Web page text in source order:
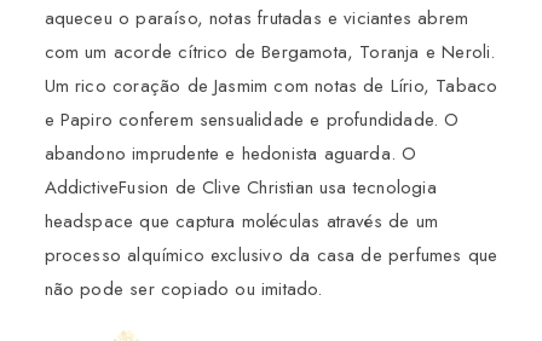
aqueceu o paraíso, notas frutadas e viciantes abrem
com um acorde cítrico de Bergamota, Toranja e Neroli.
Um rico coração de Jasmim com notas de Lírio, Tabaco
e Papiro conferem sensualidade e profundidade. O
abandono imprudente e hedonista aguarda. O
AddictiveFusion de Clive Christian usa tecnologia
headspace que captura moléculas através de um
processo alquímico exclusivo da casa de perfumes que
não pode ser copiado ou imitado.